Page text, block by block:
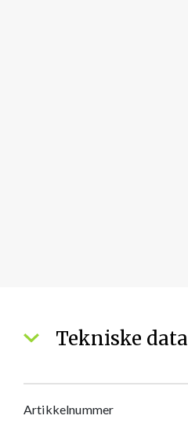
Tekniske data
Artikkelnummer